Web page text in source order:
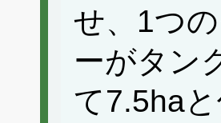
せ、1つ
ーがタン
て7.5ha